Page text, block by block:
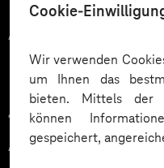
Cookie-
Wir verwenden
um Ihnen das
bieten. Mittels der
können
gespeichert,
Agenda
1. Einführung in
Automation: